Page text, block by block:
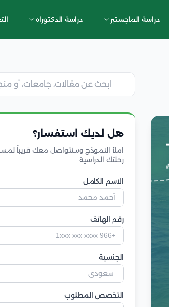
دراسة الماجستير دراسة الدكتوراه
هل لديك استفسار؟
املأ النموذج وسنتواصل معك قريباً
رحلتك الدراسية.
الاسم الكامل
رقم الهاتف
الجنسية
التخصص المطلوب